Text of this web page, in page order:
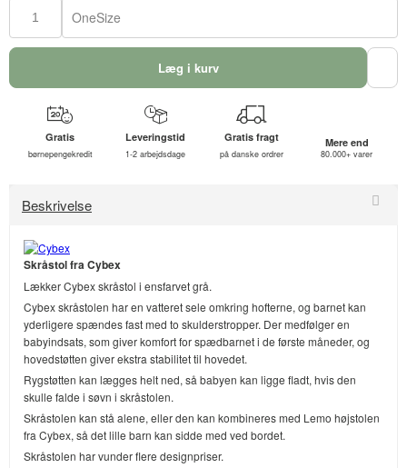
OneSize
Læg i kurv
Gratis
børnepengekredit
Leveringstid
1-2 arbejdsdage
Gratis fragt
på danske ordrer
Mere end
80.000+ varer
Beskrivelse
Skråstol fra Cybex
Lækker Cybex skråstol i ensfarvet grå.
Cybex skråstolen har en vatteret sele omkring hofterne, og barnet kan
yderligere spændes fast med to skulderstropper. Der medfølger en
babyindsats, som giver komfort for spædbarnet i de første måneder, og
hovedstøtten giver ekstra stabilitet til hovedet.
Rygstøtten kan lægges helt ned, så babyen kan ligge fladt, hvis den
skulle falde i søvn i skråstolen.
Skråstolen kan stå alene, eller den kan kombineres med Lemo højstolen
fra Cybex, så det lille barn kan sidde med ved bordet.
Skråstolen har vunder flere designpriser.